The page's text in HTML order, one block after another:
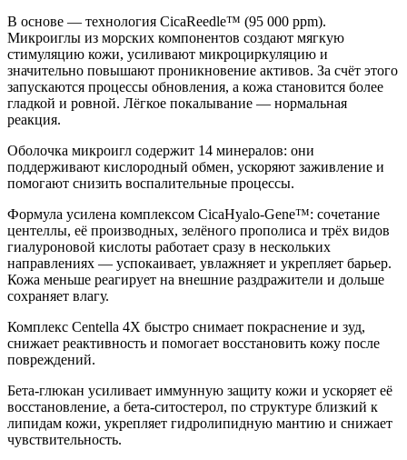
Reedle
Shot
100
(2
мл)
В основе — технология CicaReedle™ (95 000 ppm).
Микроиглы из морских компонентов создают мягкую
стимуляцию кожи, усиливают микроциркуляцию и
значительно повышают проникновение активов. За счёт этого
запускаются процессы обновления, а кожа становится более
гладкой и ровной. Лёгкое покалывание — нормальная
реакция.
Оболочка микроигл содержит 14 минералов: они
поддерживают кислородный обмен, ускоряют заживление и
помогают снизить воспалительные процессы.
Формула усилена комплексом CicaHyalo-Gene™: сочетание
центеллы, её производных, зелёного прополиса и трёх видов
гиалуроновой кислоты работает сразу в нескольких
направлениях — успокаивает, увлажняет и укрепляет барьер.
Кожа меньше реагирует на внешние раздражители и дольше
сохраняет влагу.
Комплекс Centella 4X быстро снимает покраснение и зуд,
снижает реактивность и помогает восстановить кожу после
повреждений.
Бета-глюкан усиливает иммунную защиту кожи и ускоряет её
восстановление, а бета-ситостерол, по структуре близкий к
липидам кожи, укрепляет гидролипидную мантию и снижает
чувствительность.